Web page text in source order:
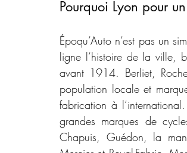
Pourquoi Lyon pour
Époqu’Auto n’est pas un
ligne l’histoire de la ville,
avant 1914. Berliet,
population locale et
fabrication à
grandes marques de
Chapuis, Guédon, la